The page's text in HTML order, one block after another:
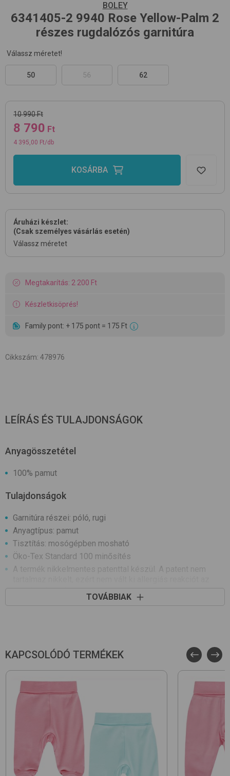
BOLEY
6341405-2 9940 Rose Yellow-Palm 2
részes rugdalózós garnitúra
Válassz méretet!
50 56 62
10 990 Ft
8 790 Ft
4 395,00 Ft/db
KOSÁRBA
Áruházi készlet:
(Csak személyes vásárlás esetén)
Válassz méretet
Megtakarítás: 2 200 Ft
Készletkisöprés!
Family pont: + 175 pont = 175 Ft
Cikkszám: 478976
LEÍRÁS ÉS TULAJDONSÁGOK
Anyagösszetétel
100% pamut
Tulajdonságok
Garnitúra részei: póló, rugi
Anyagtípus: pamut
Tisztítás: mosógépben mosható
Öko-Tex Standard 100 minősítés
A termék nikkelmentes patenttal készül. A patent nem
erre érzékeny babáknál
Kiszerelés: 2 db/csomag
Fazon: kereknyakú, vállon patentos
Ujjhossz: hosszú
Díszítés: anyagában mintás
rugdalózó
Fazon: lábak között patentos, lábfejes, vállon patentos
Ujjhossz: ujjatlan
Díszítés: filmnyomással díszített
TOVÁBBIAK
KAPCSOLÓDÓ TERMÉKEK